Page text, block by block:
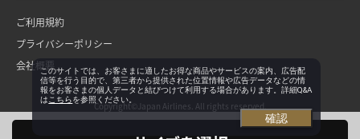
ご利用規約
プライバシーポリシー
会社概要
Copyright©Japan Airlines. All rights reserved.
このサイトでは、お客さまに適したお得な商品やサービスの案内、広告配
信等を行う目的で、第三者から提供された位置情報や広告データなどの情
報をお客さまの個人データと結びつけて利用する場合があります。詳細Q&A
は こちらを参照ください。
確認